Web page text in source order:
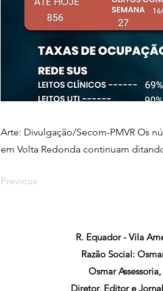
Arte: Divulgação/Secom-PMVR Os
em Volta Redonda continuam
Previous
R. Equador - Vila
Razão Social:
Osmar
Diretor, Editor e